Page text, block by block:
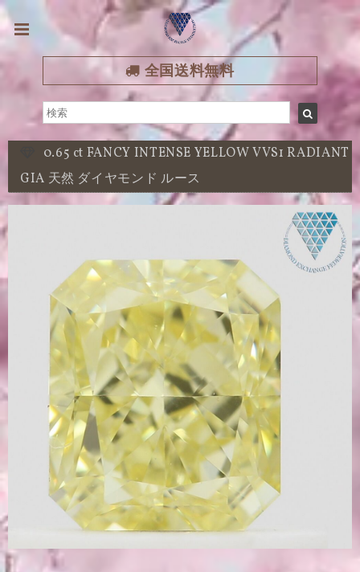
全国送料無料
0.65 ct FANCY INTENSE YELLOW VVS1 RADIANT
GIA 天然 ダイヤモンド ルース